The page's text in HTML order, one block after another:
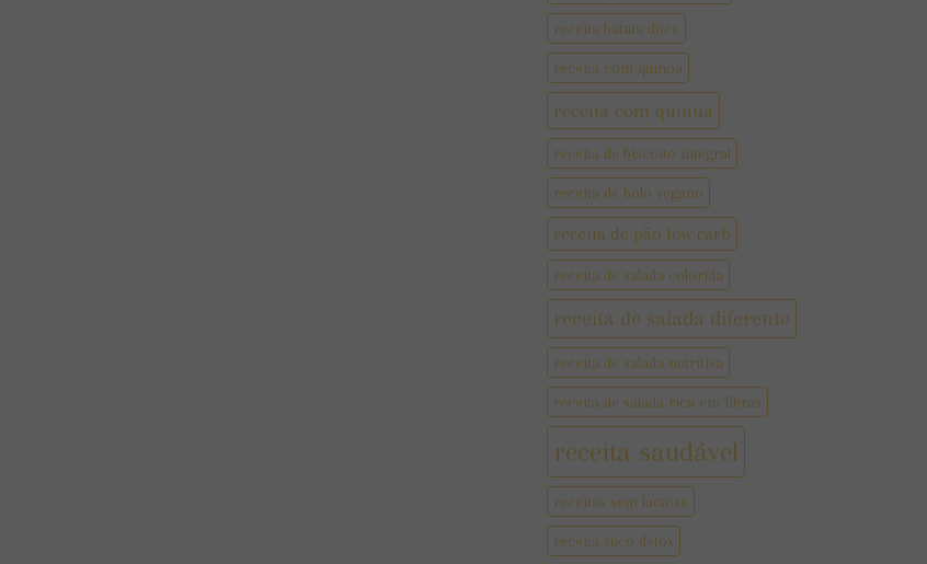
receita batata doce
receita com quinoa
receita com quinua
receita de biscoito integral
receita de bolo vegano
receita de pão low carb
receita de salada colorida
receita de salada diferente
receita de salada nutritiva
receita de salada rica em fibras
receita saudável
receitas sem lactose
receita suco detox